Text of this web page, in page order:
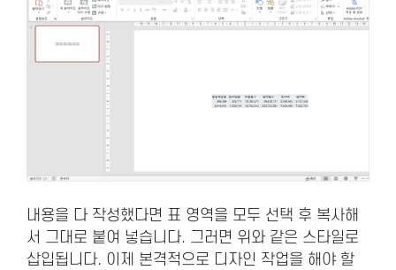
내용을 다 작성했다면 표 영역을 모두 선택 후 복사해
서 그대로 붙여 넣습니다. 그러면 위와 같은 스타일로
삽입됩니다. 이제 본격적으로 디자인 작업을 해야 할